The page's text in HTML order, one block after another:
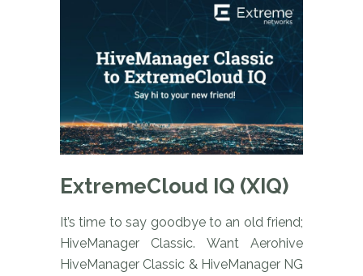
ExtremeCloud IQ (XIQ)
It’s time to say goodbye to an old friend;
HiveManager Classic. Want Aerohive
HiveManager Classic & HiveManager NG